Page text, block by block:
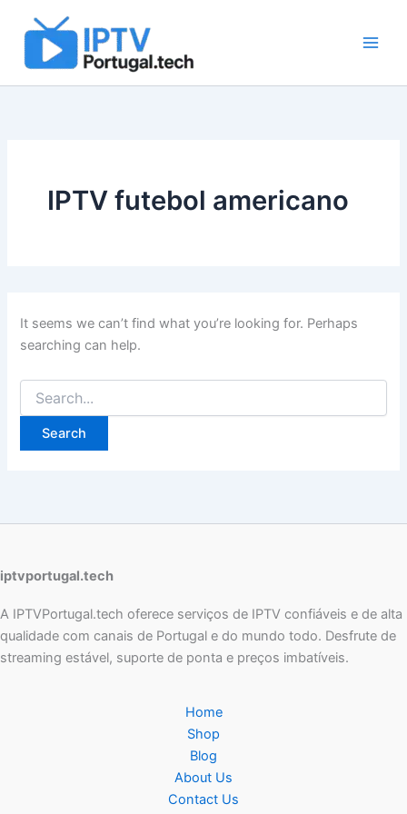
content
IPTV futebol americano
It seems we can’t find what you’re looking for. Perhaps
searching can help.
for:
iptvportugal.tech
A IPTVPortugal.tech oferece serviços de IPTV confiáveis e de alta
qualidade com canais de Portugal e do mundo todo. Desfrute de
streaming estável, suporte de ponta e preços imbatíveis.
Home
Shop
Blog
About Us
Contact Us